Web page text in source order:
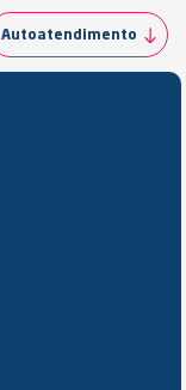
Autoatendimento